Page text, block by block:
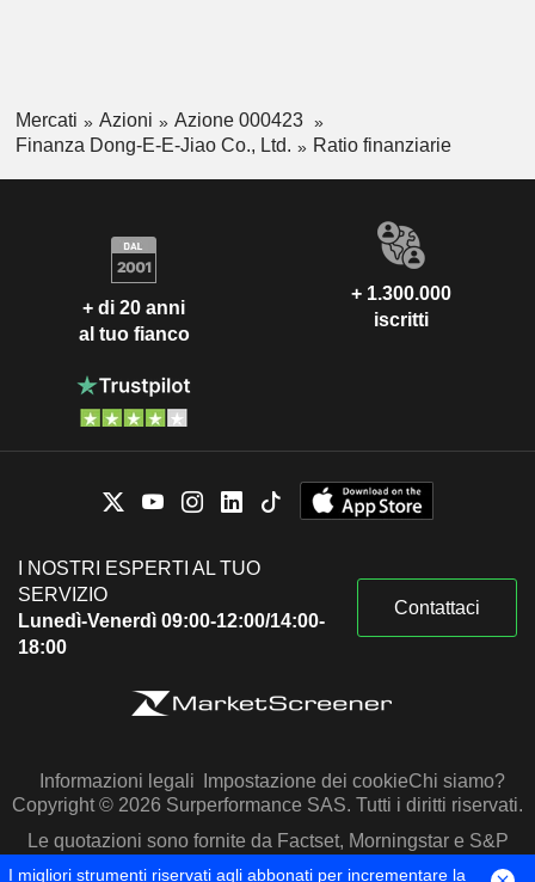
Mercati Azioni
Azione 000423
Finanza Dong-E-E-Jiao Co., Ltd.
Ratio finanziarie
+ di 20 anni
al tuo fianco
+ 1.300.000
iscritti
I NOSTRI ESPERTI AL TUO
SERVIZIO
Lunedì-Venerdì 09:00-12:00/14:00-
18:00
Contattaci
Informazioni legali Impostazione dei cookieChi siamo?
Copyright © 2026 Surperformance SAS. Tutti i diritti riservati.
Le quotazioni sono fornite da Factset, Morningstar e S&P
Capital IQ
I migliori strumenti riservati agli abbonati per incrementare la